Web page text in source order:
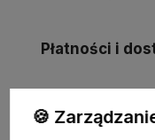
Płatności i
Informacje
🍪